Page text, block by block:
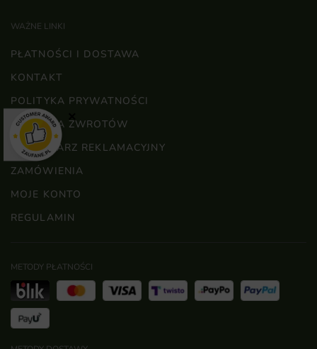
WAŻNE LINKI
PŁATNOŚCI I DOSTAWA
KONTAKT
POLITYKA PRYWATNOŚCI
POLITYKA ZWROTÓW
FORMULARZ REKLAMACYJNY
ZAMÓWIENIA
MOJE KONTO
REGULAMIN
METODY PŁATNOŚCI
×